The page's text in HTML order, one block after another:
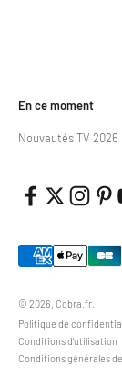
En ce moment
Nouvautés TV 2026
© 2026, Cobra.fr.
Politique de
Conditions d’utilisation
Conditions générales